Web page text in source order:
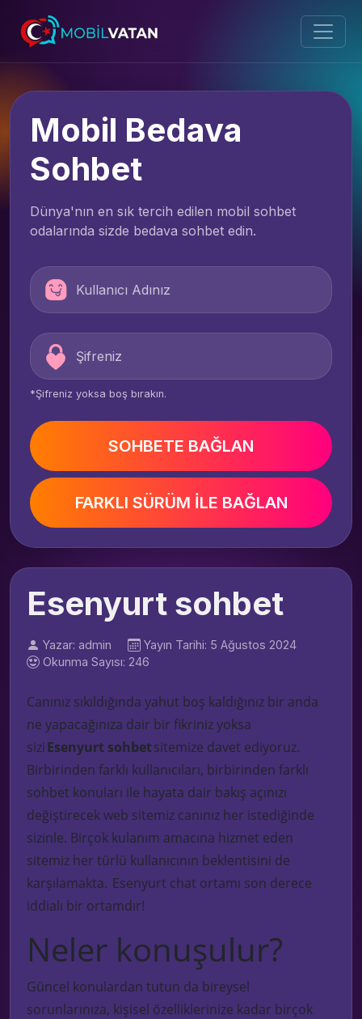
Mobil Bedava
Sohbet
Dünya'nın en sık tercih edilen mobil sohbet
odalarında sizde bedava sohbet edin.
*Şifreniz yoksa boş bırakın.
SOHBETE BAĞLAN
FARKLI SÜRÜM İLE BAĞLAN
Esenyurt sohbet
Yazar: admin
Yayın Tarihi: 5 Ağustos 2024
Okunma Sayısı: 246
Canınız sıkıldığında yahut boş kaldığınız bir anda
ne yapacağınıza dair bir fikriniz yoksa
siziEsenyurt sohbetsitemize davet ediyoruz.
Birbirinden farklı kullanıcıları, birbirinden farklı
sohbet konuları ile hayata dair bakış açınızı
değiştirecek web sitemiz canınız her istediğinde
sizinle. Birçok kulanım amacına hizmet eden
sitemiz her türlü kullanıcının beklentisini de
karşılamakta. Esenyurt chat ortamı son derece
iddialı bir ortamdır!
Neler konuşulur?
Güncel konulardan tutun da bireysel
sorunlarınıza, kişisel özelliklerinize kadar birçok